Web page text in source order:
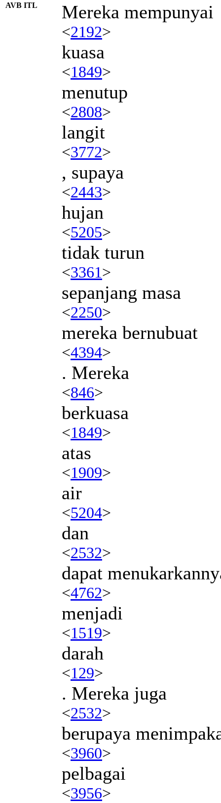
AVB ITL Mereka mempunyai
<2192>
kuasa
<1849>
menutup
<2808>
langit
<3772>
, supaya
<2443>
hujan
<5205>
tidak turun
<3361>
sepanjang masa
<2250>
mereka bernubuat
<4394>
. Mereka
<846>
berkuasa
<1849>
atas
<1909>
air
<5204>
dan
<2532>
dapat
<4762>
menjadi
<1519>
darah
<129>
. Mereka juga
<2532>
berupaya
<3960>
pelbagai
<3956>